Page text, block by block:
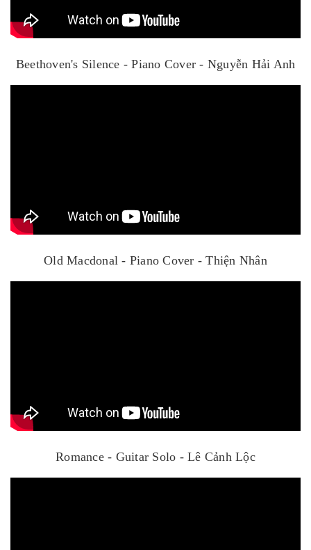
Beethoven's Silence - Piano Cover - Nguyễn Hải Anh
Old Macdonal - Piano Cover - Thiện Nhân
Romance - Guitar Solo - Lê Cảnh Lộc